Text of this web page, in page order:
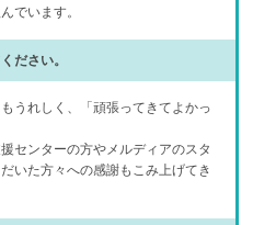
でいます。
ださい。
うれしく、「頑張ってきてよかっ
センターの方やメルディアのスタ
いた方々への感謝もこみ上げてき